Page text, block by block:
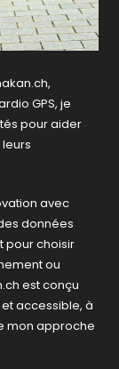
GPS, je
pour aider
avec
données
pour choisir
ou
est conçu
accessible, à
mon approche